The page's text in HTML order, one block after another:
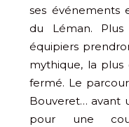
ses événements
du Léman.
équipiers
mythique, la plus
fermé. Le
Bouveret… avant
pour une